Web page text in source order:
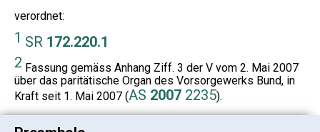
verordnet:
1 SR 172.220.1
2 Fassung gemäss Anhang Ziff. 3 der V vom 2. Mai 2007
über das paritätische Organ des Vorsorgewerks Bund, in
Kraft seit 1. Mai 2007 (AS 2007 2235).